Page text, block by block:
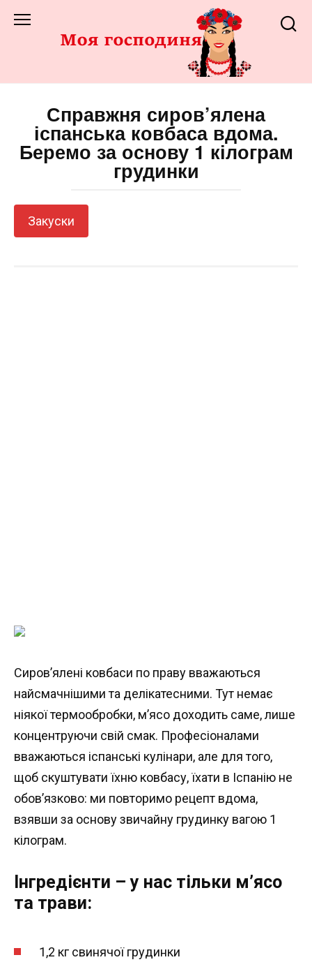
до
Справжня сиров’ялена
іспанська ковбаса вдома.
Беремо за основу 1 кілограм
грудинки
Закуски
Сиров’ялені ковбаси по праву вважаються
найсмачнішими та делікатесними. Тут немає
ніякої термообробки, м’ясо доходить саме, лише
концентруючи свій смак. Професіоналами
вважаються іспанські кулінари, але для того,
щоб скуштувати їхню ковбасу, їхати в Іспанію не
обов’язково: ми повторимо рецепт вдома,
взявши за основу звичайну грудинку вагою 1
кілограм.
Інгредієнти – у нас тільки м’ясо
та трави:
1,2 кг свинячої грудинки